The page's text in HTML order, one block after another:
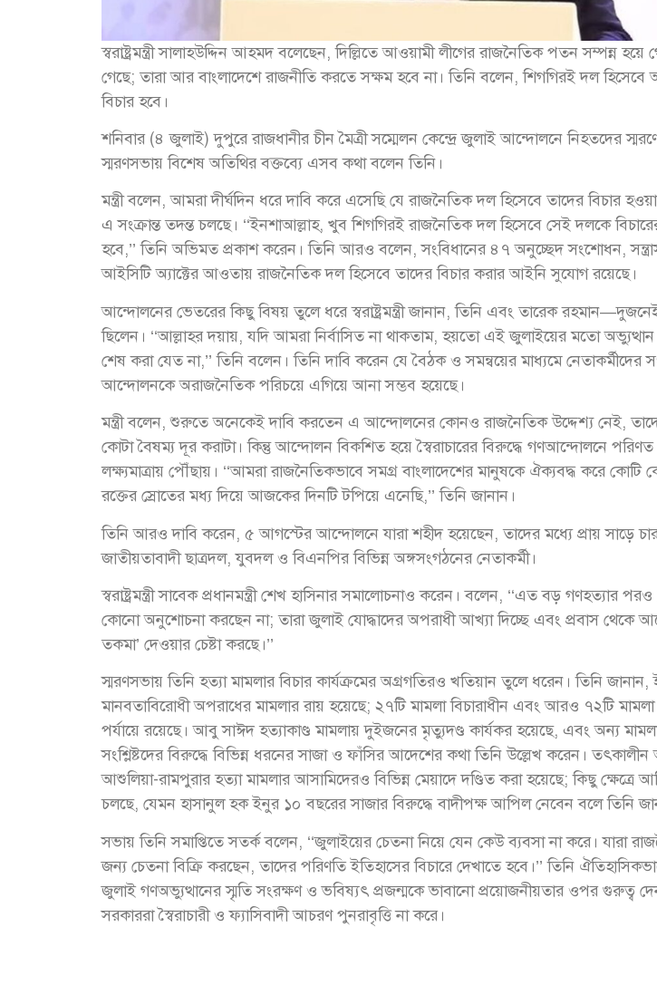
স্বরাষ্ট্রমন্ত্রী সালাহউদ্দিন আহমদ বলেছেন, দিল্লিতে আওয়ামী লীগের রাজনৈতিক পতন সম্পন্ন
গেছে; তারা আর বাংলাদেশে রাজনীতি করতে সক্ষম হবে না। তিনি বলেন, শিগগিরই দল হিসেবে
বিচার হবে।
শনিবার (৪ জুলাই) দুপুরে রাজধানীর চীন মৈত্রী সম্মেলন কেন্দ্রে জুলাই আন্দোলনে নিহতদের
স্মরণসভায় বিশেষ অতিথির বক্তব্যে এসব কথা বলেন তিনি।
মন্ত্রী বলেন, আমরা দীর্ঘদিন ধরে দাবি করে এসেছি যে রাজনৈতিক দল হিসেবে তাদের বিচার
এ সংক্রান্ত তদন্ত চলছে। ‘‘ইনশাআল্লাহ, খুব শিগগিরই রাজনৈতিক দল হিসেবে সেই দলকে
হবে,’’ তিনি অভিমত প্রকাশ করেন। তিনি আরও বলেন, সংবিধানের ৪৭ অনুচ্ছেদ সংশোধন,
আইসিটি অ্যাক্টের আওতায় রাজনৈতিক দল হিসেবে তাদের বিচার করার আইনি সুযোগ রয়েছে।
আন্দোলনের ভেতরের কিছু বিষয় তুলে ধরে স্বরাষ্ট্রমন্ত্রী জানান, তিনি এবং তারেক
ছিলেন। ‘‘আল্লাহর দয়ায়, যদি আমরা নির্বাসিত না থাকতাম, হয়তো এই জুলাইয়ের মতো
শেষ করা যেত না,’’ তিনি বলেন। তিনি দাবি করেন যে বৈঠক ও সমন্বয়ের মাধ্যমে নেতাকর্মীদের
আন্দোলনকে অরাজনৈতিক পরিচয়ে এগিয়ে আনা সম্ভব হয়েছে।
মন্ত্রী বলেন, শুরুতে অনেকেই দাবি করতেন এ আন্দোলনের কোনও রাজনৈতিক উদ্দেশ্য নেই,
কোটা বৈষম্য দূর করাটা। কিন্তু আন্দোলন বিকশিত হয়ে স্বৈরাচারের বিরুদ্ধে গণআন্দোলনে পরিণত
লক্ষ্যমাত্রায় পৌঁছায়। ‘‘আমরা রাজনৈতিকভাবে সমগ্র বাংলাদেশের মানুষকে ঐক্যবদ্ধ করে কোটি
রক্তের স্রোতের মধ্য দিয়ে আজকের দিনটি টপিয়ে এনেছি,’’ তিনি জানান।
তিনি আরও দাবি করেন, ৫ আগস্টের আন্দোলনে যারা শহীদ হয়েছেন, তাদের মধ্যে প্রায় সাড়ে
জাতীয়তাবাদী ছাত্রদল, যুবদল ও বিএনপির বিভিন্ন অঙ্গসংগঠনের নেতাকর্মী।
স্বরাষ্ট্রমন্ত্রী সাবেক প্রধানমন্ত্রী শেখ হাসিনার সমালোচনাও করেন। বলেন, ‘‘এত বড় গণহত্যার পরও
কোনো অনুশোচনা করছেন না; তারা জুলাই যোদ্ধাদের অপরাধী আখ্যা দিচ্ছে এবং প্রবাস থেকে
তকমা’ দেওয়ার চেষ্টা করছে।’’
স্মরণসভায় তিনি হত্যা মামলার বিচার কার্যক্রমের অগ্রগতিরও খতিয়ান তুলে ধরেন। তিনি জানান,
মানবতাবিরোধী অপরাধের মামলার রায় হয়েছে; ২৭টি মামলা বিচারাধীন এবং আরও ৭২টি
পর্যায়ে রয়েছে। আবু সাঈদ হত্যাকাণ্ড মামলায় দুইজনের মৃত্যুদণ্ড কার্যকর হয়েছে, এবং অন্য
সংশ্লিষ্টদের বিরুদ্ধে বিভিন্ন ধরনের সাজা ও ফাঁসির আদেশের কথা তিনি উল্লেখ করেন।
আশুলিয়া-রামপুরার হত্যা মামলার আসামিদেরও বিভিন্ন মেয়াদে দণ্ডিত করা হয়েছে; কিছু ক্ষেত্রে
চলছে, যেমন হাসানুল হক ইনুর ১০ বছরের সাজার বিরুদ্ধে বাদীপক্ষ আপিল নেবেন বলে তিনি
সভায় তিনি সমাপ্তিতে সতর্ক বলেন, ‘‘জুলাইয়ের চেতনা নিয়ে যেন কেউ ব্যবসা না করে। যারা
জন্য চেতনা বিক্রি করছেন, তাদের পরিণতি ইতিহাসের বিচারে দেখাতে হবে।’’ তিনি
জুলাই গণঅভ্যুত্থানের স্মৃতি সংরক্ষণ ও ভবিষ্যৎ প্রজন্মকে ভাবানো প্রয়োজনীয়তার ওপর গুরুত্ব
সরকাররা স্বৈরাচারী ও ফ্যাসিবাদী আচরণ পুনরাবৃত্তি না করে।